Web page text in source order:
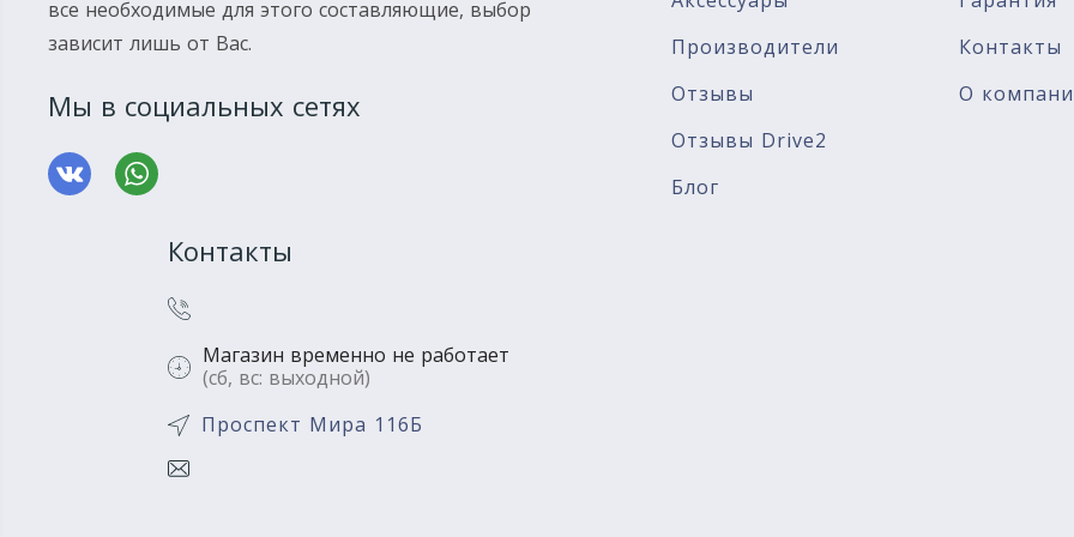
все необходимые для этого составляющие, выбор
зависит лишь от Вас.
Мы в социальных сетях
Производители
Отзывы
Отзывы Drive2
Блог
Контакты
О
Контакты
Магазин временно не работает
(сб, вс: выходной)
Проспект Мира 116Б